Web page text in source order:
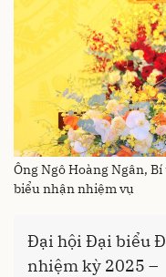
Ông Ngô Hoàng Ngân,
biểu nhận nhiệm vụ
Đại hội Đại biểu
nhiệm kỳ 2025 –